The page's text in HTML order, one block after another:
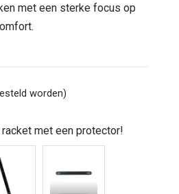
met een sterke focus op
worden)
met een protector!